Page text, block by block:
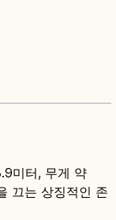
미터, 무게 약
끄는 상징적인 존